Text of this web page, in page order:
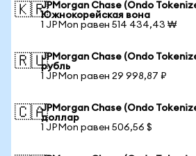
🇰🇷JPMorgan Chase (Ondo
Южнокорейская вона
1 JPMon равен 514 434,43 ₩
🇷🇺JPMorgan Chase (Ondo
рубль
1 JPMon равен 29 998,87 ₽
🇨🇦JPMorgan Chase (Ondo
доллар
1 JPMon равен 506,56 $